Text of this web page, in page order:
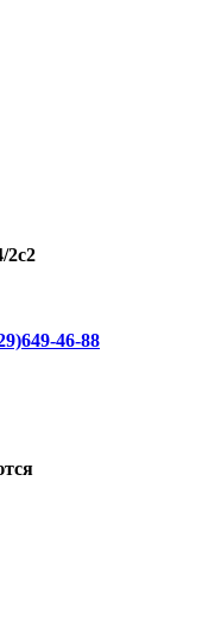
2с2
46-88